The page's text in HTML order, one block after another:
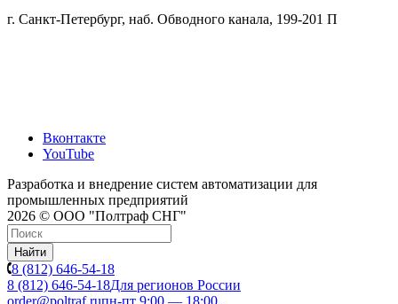
г. Санкт-Петербург, наб. Обводного канала, 199-201 П
Вконтакте
YouTube
Разработка и внедрение систем автоматизации для
промышленных предприятий
2026 © ООО "Полтраф СНГ"
Найти
8 (812) 646-54-18
8 (812) 646-54-18Для регионов России
order@poltraf.ruпн-пт 9:00 — 18:00.